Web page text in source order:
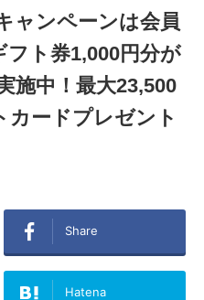
ャンペーンは会員
ト券1,000円分が
施中！最大23,500
カードプレゼント
Share
Hatena